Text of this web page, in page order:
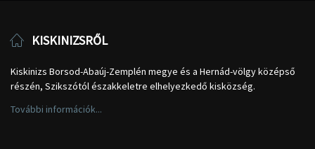
KISKINIZSRŐL
Kiskinizs Borsod-Abaúj-Zemplén megye és a Hernád-völgy középső
részén, Szikszótól északkeletre elhelyezkedő kisközség.
További információk...